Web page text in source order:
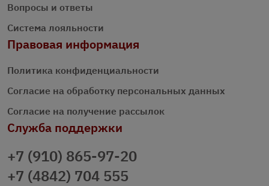
Вопросы и ответы
Система лояльности
Правовая информация
Политика конфиденциальности
Согласие на обработку персональных данных
Согласие на получение рассылок
Служба поддержки
+7 (910) 865-97-20
+7 (4842) 704 555